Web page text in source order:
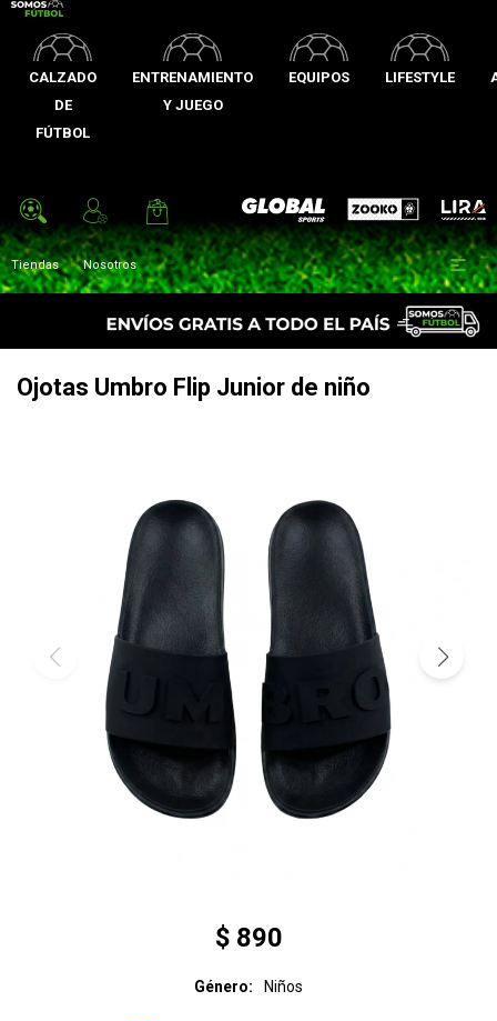
CALZADO
DE
FÚTBOL
ENTRENAMIENTO
Y JUEGO
EQUIPOS LIFESTYLE
Global Sports Zooko Lira
Tiendas Nosotros 
Ojotas Umbro Flip Junior de niño
$ 890
Género Niños